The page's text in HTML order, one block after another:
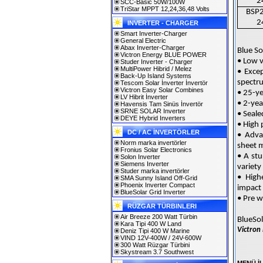
SCC-Basic 50W/100W
TriStar MPPT 12,24,36,48 Volts
INVERTER - CHARGER
Smart Inverter-Charger
General Electric
Abax Inverter-Charger
Victron Energy BLUE POWER
Studer Inverter - Charger
MultiPower Hibrid / Melez
Back-Up Island Systems
Tescom Solar İnverter İnvertör
Victron Easy Solar Combines
LV Hibrit İnverter
Havensis Tam Sinüs İnvertör
SRNE SOLAR Inverter
DEYE Hybrid Inverters
DC / AC İNVERTÖRLER
Norm marka invertörler
Fronius Solar Electronics
Solon Inverter
Siemens Inverter
Studer marka invertörler
SMA Sunny Island Off-Grid
Phoenix Inverter Compact
BlueSolar Grid Inverter
RÜZGAR TÜRBINLERI
Air Breeze 200 Watt Türbin
Kara Tipi 400 W Land
Deniz Tipi 400 W Marine
VIND 12V-400W / 24V-600W
300 Watt Rüzgar Türbini
Skystream 3.7 Southwest
Blue
• Low
•
• 25-
• 2-
•
• High
•
sheet
• A
variety
•
impact
• Pre
Victron